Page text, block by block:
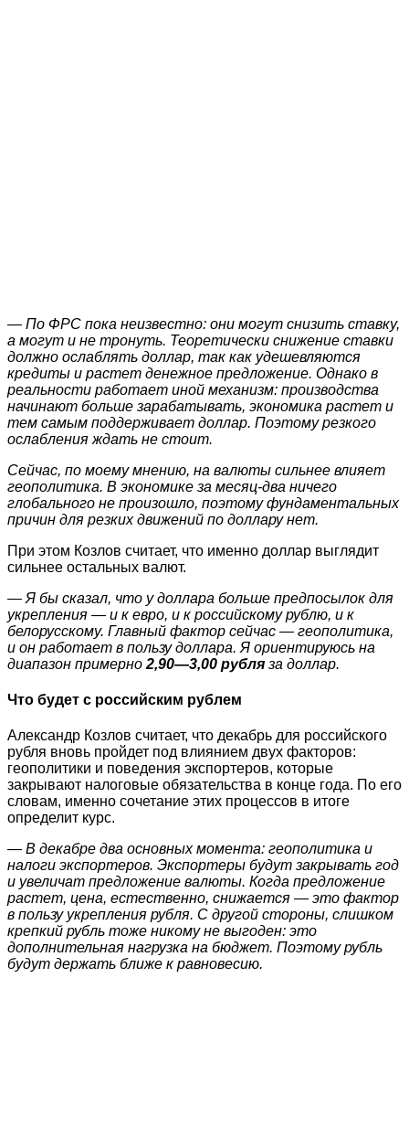
— По ФРС пока неизвестно: они могут снизить ставку,
а могут и не тронуть. Теоретически снижение ставки
должно ослаблять доллар, так как удешевляются
кредиты и растет денежное предложение. Однако в
реальности работает иной механизм: производства
начинают больше зарабатывать, экономика растет и
тем самым поддерживает доллар. Поэтому резкого
ослабления ждать не стоит.
Сейчас, по моему мнению, на валюты сильнее влияет
геополитика. В экономике за месяц-два ничего
глобального не произошло, поэтому фундаментальных
причин для резких движений по доллару нет.
При этом Козлов считает, что именно доллар выглядит
сильнее остальных валют.
— Я бы сказал, что у доллара больше предпосылок для
укрепления — и к евро, и к российскому рублю, и к
белорусскому. Главный фактор сейчас — геополитика,
и он работает в пользу доллара. Я ориентируюсь на
диапазон примерно 2,90—3,00 рубля за доллар.
Что будет с российским рублем
Александр Козлов считает, что декабрь для российского
рубля вновь пройдет под влиянием двух факторов:
геополитики и поведения экспортеров, которые
закрывают налоговые обязательства в конце года. По его
словам, именно сочетание этих процессов в итоге
определит курс.
— В декабре два основных момента: геополитика и
налоги экспортеров. Экспортеры будут закрывать год
и увеличат предложение валюты. Когда предложение
растет, цена, естественно, снижается — это фактор
в пользу укрепления рубля. С другой стороны, слишком
крепкий рубль тоже никому не выгоден: это
дополнительная нагрузка на бюджет. Поэтому рубль
будут держать ближе к равновесию.